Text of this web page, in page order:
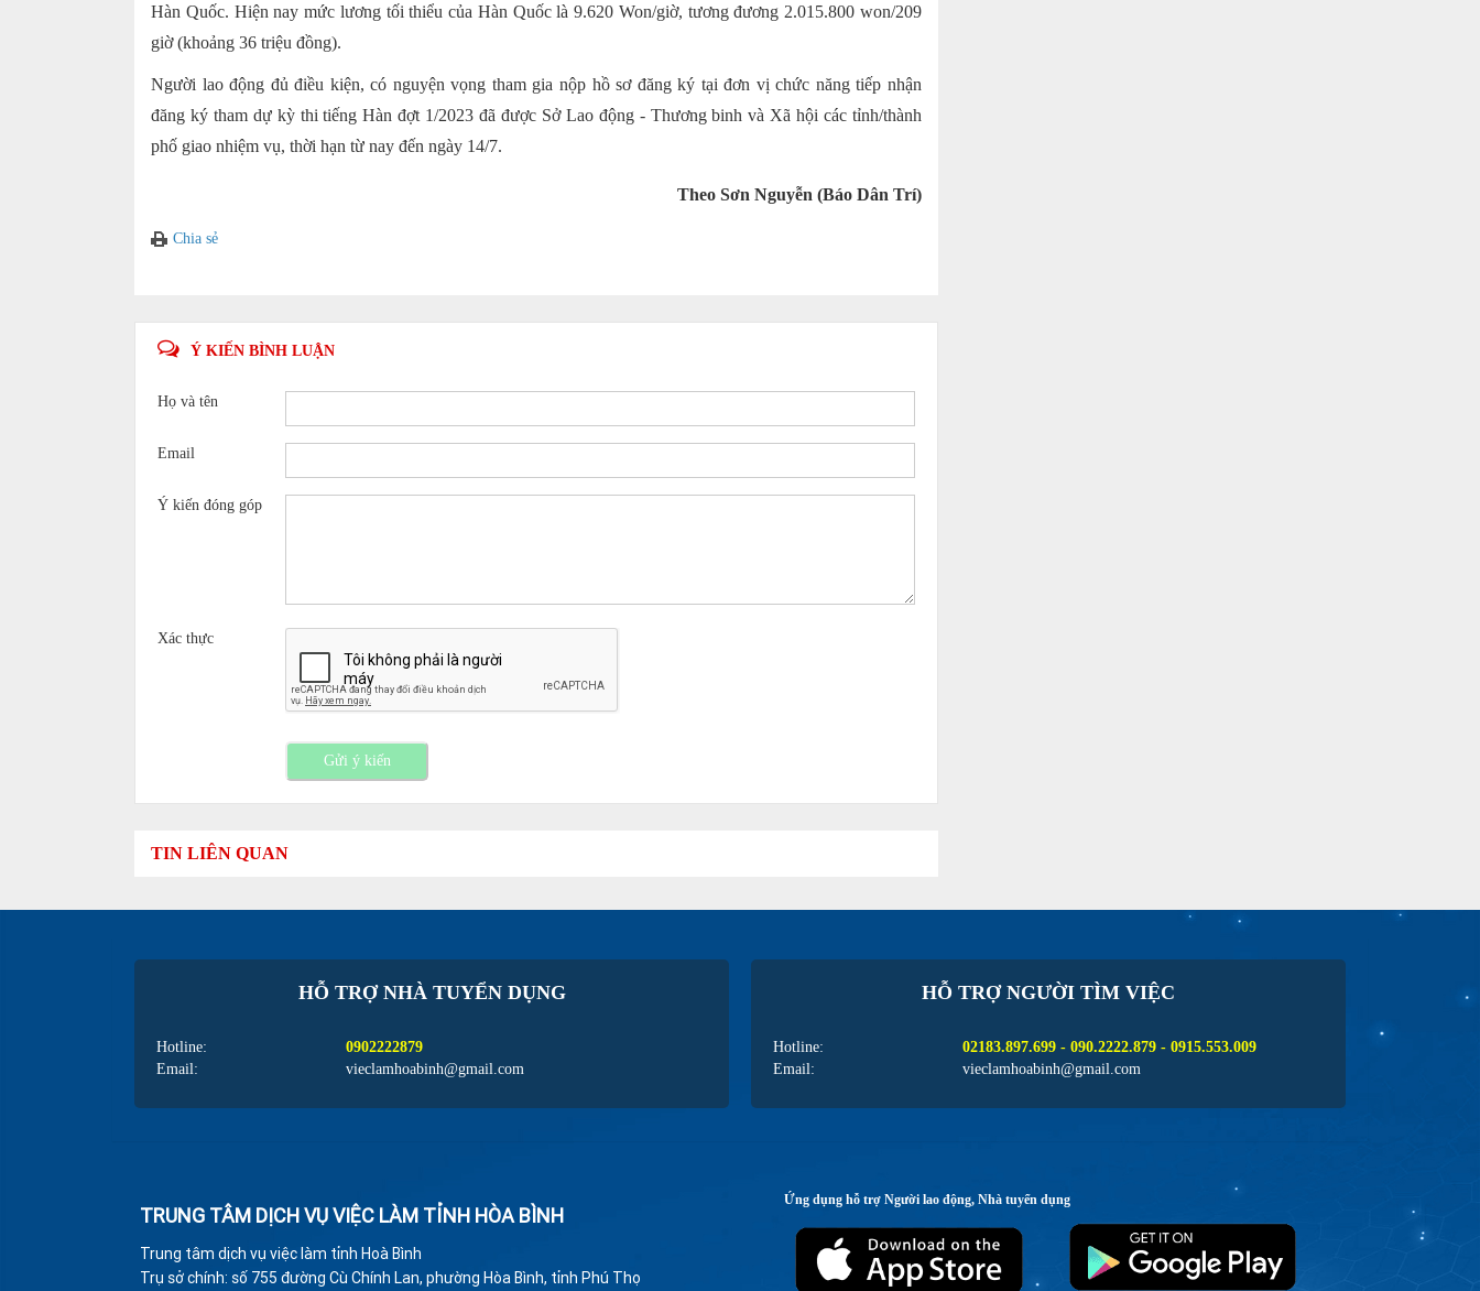
Hàn Quốc. Hiện nay mức lương tối thiểu của Hàn Quốc là 9.620 Won/giờ, tương đương 2.015.800 won/209
giờ (khoảng 36 triệu đồng).
Người lao động đủ điều kiện, có nguyện vọng tham gia nộp hồ sơ đăng ký tại đơn vị chức năng tiếp nhận
đăng ký tham dự kỳ thi tiếng Hàn đợt 1/2023 đã được Sở Lao động - Thương binh và Xã hội các tỉnh/thành
phố giao nhiệm vụ, thời hạn từ nay đến ngày 14/7.
Theo Sơn Nguyễn (Báo Dân Trí)
Chia sẻ
Ý KIẾN BÌNH LUẬN
Họ và tên
Email
Ý kiến đóng góp
Xác thực
Gửi ý kiến
TIN LIÊN QUAN
HỖ TRỢ NHÀ TUYỂN DỤNG
Hotline:
0902222879
Email:
vieclamhoabinh@gmail.com
HỖ TRỢ NGƯỜI TÌM VIỆC
Hotline:
02183.897.699 - 090.2222.879 - 0915.553.009
Email:
vieclamhoabinh@gmail.com
TRUNG TÂM DỊCH VỤ VIỆC LÀM TỈNH HÒA BÌNH
Trung tâm dịch vụ việc làm tỉnh Hoà Bình
Trụ sở chính: số 755 đường Cù Chính Lan, phường Hòa Bình, tỉnh Phú Thọ
Ứng dụng hỗ trợ Người lao động, Nhà tuyển dụng